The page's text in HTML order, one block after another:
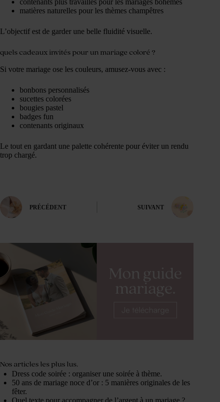
contenants plus travaillés pour les mariages bohèmes
matières naturelles pour les thèmes champêtres
L’objectif est de garder une belle fluidité visuelle.
quels cadeaux invités pour un mariage coloré ?
Si votre mariage ose les couleurs, amusez-vous avec :
bonbons personnalisés
sucettes colorées
bougies pastel
badges fun
contenants originaux
Le tout en gardant une palette cohérente pour éviter un rendu
trop chargé.
PRÉCÉDENT SUIVANT
Nos articles les plus lus.
Dress code soirée : organiser une soirée à thème.
50 ans de mariage noce d’or : 5 manières originales de les
fêter.
Quel texte pour accompagner de l’argent à un mariage ?